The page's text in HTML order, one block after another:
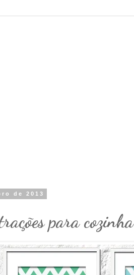
de 2013
para cozinha